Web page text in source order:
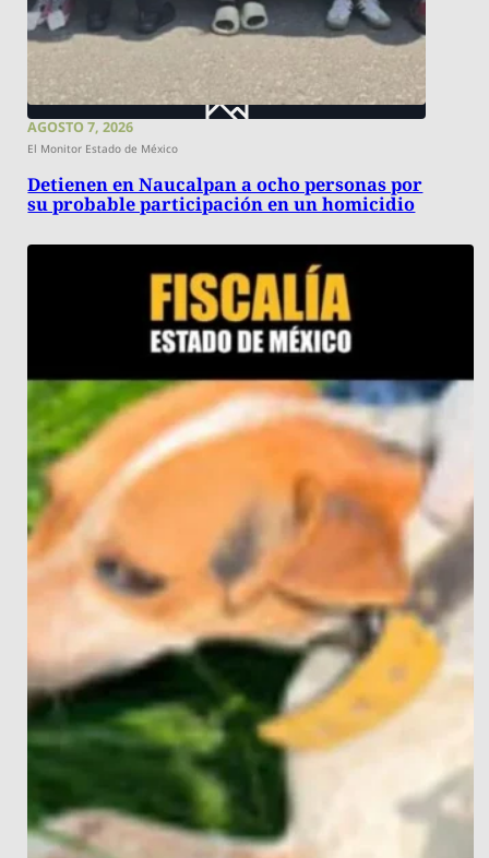
AGOSTO 7, 2026
El Monitor Estado de México
Detienen en Naucalpan a ocho personas por
su probable participación en un homicidio